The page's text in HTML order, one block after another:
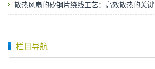
散热风扇的矽钢片绕线工艺：高效散热的关键
栏目导航